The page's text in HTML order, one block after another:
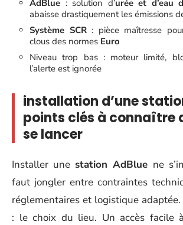
AdBlue : solution d’urée et d’eau
abaisse drastiquement les émissions
Système SCR: pièce maîtresse
clous des normes Euro
Niveau trop bas : moteur limité,
l’alerte est ignorée
installation d’une
points clés à connaître
se lancer
Installer une station AdBlue ne
faut jongler entre contraintes
réglementaires et logistique
: le choix du lieu. Un accès facile